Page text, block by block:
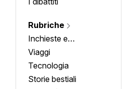
Rubriche
Inchieste e
approfondimenti
Viaggi
Tecnologia
Storie bestiali